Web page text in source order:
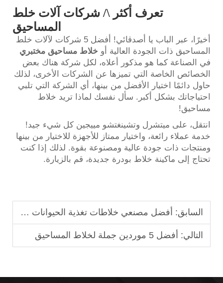
تعرف أكثر \/ شركات آلات خلط
المساحيق
أخيرًا، عبر الباب يا أصدقائي! أفضل 5 شركات لآلات خلط
المساحيق ذات الجودة العالية أو خلاط مساحيق مختبري
في الصناعة كما هو مذكور أعلاه، لكل شركة هناك بعض
الخصائص الخاصة التي تميزها عن الشركات الأخرى، لذلك
حاول دائمًا اختيار الأفضل من بينها، أي الشركة التي تلبي
احتياجاتك بشكل أكبر. سأل نفسك لماذا تريد خلاط
مساحيق!
انتقل، على ميتشرل وتشينغتشو مييجين كل شيء جيد!
خدمة عملاء رائعة، واختيار ممتاز للأجهزة للاختيار من بينها
ومنتجات ذات جودة عالية ومصنوعة بقوة. لذلك إذا كنت
تحتاج إلى ماكينة خلاط بودرة جديدة، قم بالزيارة.
السابق: أفضل مصنعي خلاطات تغذية الحيوانات الأفقية في أستراليا
التالي: أفضل 5 موردين جملة لخلاط المساحيق